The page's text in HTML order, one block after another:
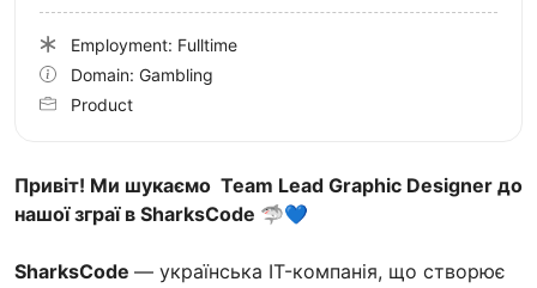
Привіт! Ми шукаємо Team Lead Graphic Designer до
нашої зграї в SharksCode 🦈💙
SharksCode — українська IT-компанія, що створює
Employment: Fulltime
Domain: Gambling
Product